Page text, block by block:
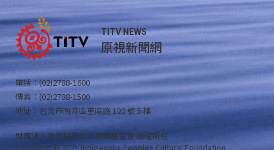
TITV NEWS
原視新聞網
電話：(02)2788-1600
傳真：(02)2788-1500
地址：台北市南港區重陽路 120 號 5 樓
財團法人原住民族文化事業基金會 版權所有
Copyright © 2021 Indigenous Peoples Cultural Foundation